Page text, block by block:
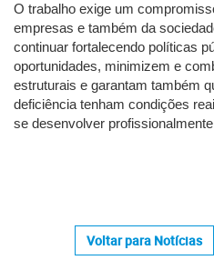
O trabalho exige um
empresas e também da
continuar fortalecendo políticas
oportunidades, minimizem e
estruturais e garantam também
deficiência tenham condições
se desenvolver
Voltar para Notícias